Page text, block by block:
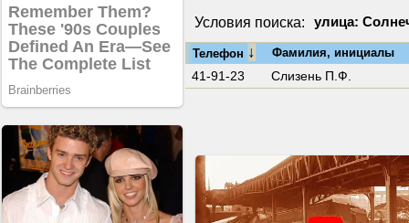
Условия поиска: улица:
Телефон ↓ Фамилия, инициалы
41-91-23 Слизень П.Ф.